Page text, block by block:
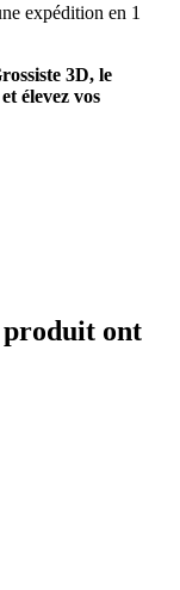
expédition en 1
3D, le
élevez vos
produit ont